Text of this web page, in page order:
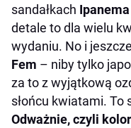
sandałkach Ipanema
detale to dla wielu
wydaniu. No i jeszcze
Fem – niby tylko
za to zwyjątkową
słońcu kwiatami. To
Odważnie, czyli